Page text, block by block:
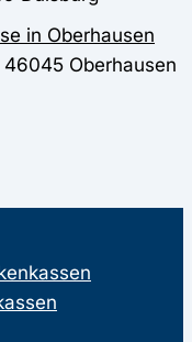
in Oberhausen
Oberhausen